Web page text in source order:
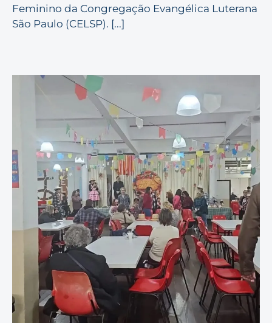
Feminino da Congregação Evangélica Luterana
São Paulo (CELSP). [...]